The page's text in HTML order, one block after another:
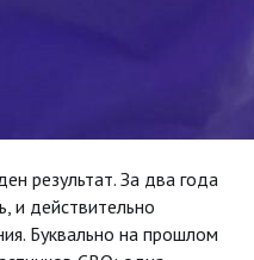
результат. За два года
и действительно
Буквально на прошлом